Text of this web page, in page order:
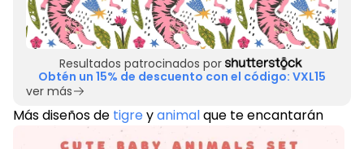
Resultados patrocinados por
Obtén un 15% de descuento con el código: VXL15
ver más
Más diseños de tigreyanimalque te encantarán